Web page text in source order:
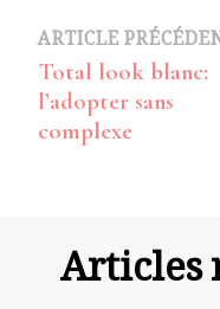
d’article
ARTICLE
Total look blanc:
l’adopter sans
complexe
Articles